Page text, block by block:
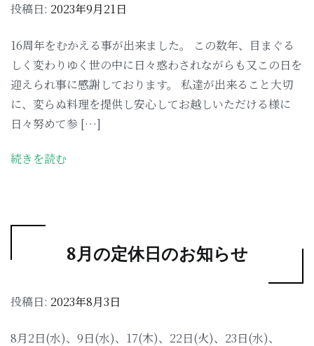
投稿日: 2023年9月21日
16周年をむかえる事が出来ました。 この数年、目まぐる
しく変わりゆく世の中に日々惑わされながらも又この日を
迎えられ事に感謝しております。 私達が出来ること大切
に、変らぬ料理を提供し安心してお越しいただける様に
日々努めて参 […]
続きを読む
8月の定休日のお知らせ
投稿日: 2023年8月3日
8月2日(水)、9日(水)、17(木)、22日(火)、23日(水)、